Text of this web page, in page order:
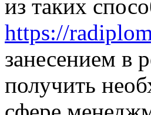
из таких
https://
занесением в
получить